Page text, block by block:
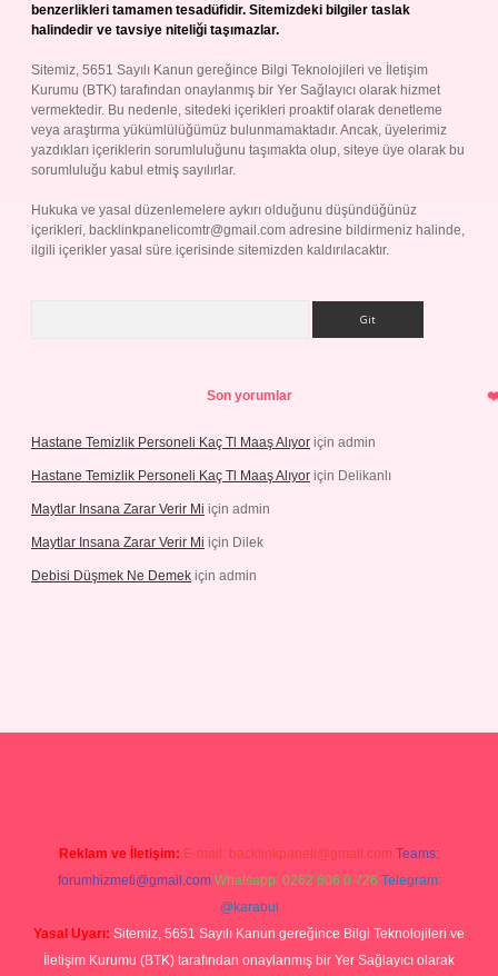
benzerlikleri tamamen tesadüfidir. Sitemizdeki bilgiler taslak
halindedir ve tavsiye niteliği taşımazlar.
Sitemiz, 5651 Sayılı Kanun gereğince Bilgi Teknolojileri ve İletişim
Kurumu (BTK) tarafından onaylanmış bir Yer Sağlayıcı olarak hizmet
vermektedir. Bu nedenle, sitedeki içerikleri proaktif olarak denetleme
veya araştırma yükümlülüğümüz bulunmamaktadır. Ancak, üyelerimiz
yazdıkları içeriklerin sorumluluğunu taşımakta olup, siteye üye olarak bu
sorumluluğu kabul etmiş sayılırlar.
Hukuka ve yasal düzenlemelere aykırı olduğunu düşündüğünüz
içerikleri, backlinkpanelicomtr@gmail.com adresine bildirmeniz halinde,
ilgili içerikler yasal süre içerisinde sitemizden kaldırılacaktır.
Son yorumlar
Hastane Temizlik Personeli Kaç Tl Maaş Alıyor için admin
Hastane Temizlik Personeli Kaç Tl Maaş Alıyor için Delikanlı
Maytlar Insana Zarar Verir Mi için admin
Maytlar Insana Zarar Verir Mi için Dilek
Debisi Düşmek Ne Demek için admin
Reklam ve İletişim: E-mail: backlinkpaneli@gmail.com Teams:
forumhizmeti@gmail.com Whatsapp: 0262 606 0 726 Telegram:
@karabul
Yasal Uyarı: Sitemiz, 5651 Sayılı Kanun gereğince Bilgi Teknolojileri ve
İletişim Kurumu (BTK) tarafından onaylanmış bir Yer Sağlayıcı olarak